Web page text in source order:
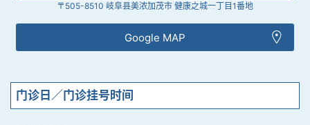
〒505-8510 岐阜县美浓加茂市 健康之城一丁目1番地
Google MAP
门诊日／门诊挂号时间